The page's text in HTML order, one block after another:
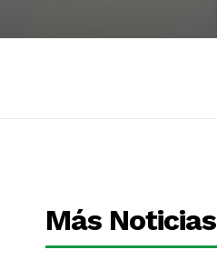
Más Noticias